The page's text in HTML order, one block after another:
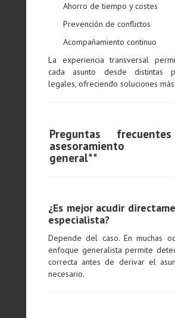
Ahorro de tiempo y costes
Prevención de conflictos
Acompañamiento continuo
La experiencia transversal
cada asunto desde distintas
legales, ofreciendo soluciones
Preguntas
asesoramiento
general**
¿Es mejor acudir
especialista?
Depende del caso. En muchas
enfoque generalista permite
correcta antes de derivar el
necesario.